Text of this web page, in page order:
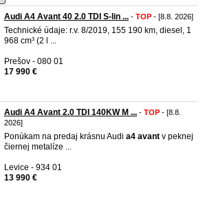
Audi A4 Avant 40 2.0 TDI S-lin ... - TOP - [8.8. 2026]
Technické údaje: r.v. 8/2019, 155 190 km, diesel, 1
968 cm³ (2 l ...
Prešov - 080 01
17 990 €
Audi A4 Avant 2.0 TDI 140KW M ... - TOP - [8.8.
2026]
Ponúkam na predaj krásnu Audi a4 avant v peknej
čiernej metalíze ...
Levice - 934 01
13 990 €